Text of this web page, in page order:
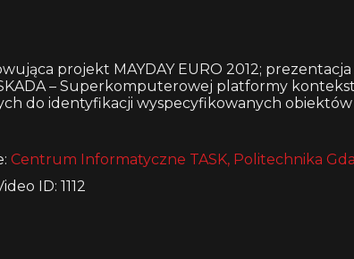
projekt MAYDAY EURO 2012;
– Superkomputerowej platformy
do identyfikacji wyspecyfikowanych
Centrum Informatyczne TASK, Politechnika
ID: 1112